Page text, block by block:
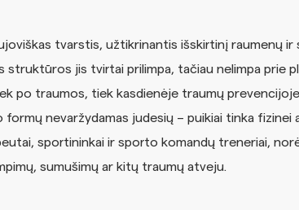
tvarstis, užtikrinantis išskirtinį raumenų ir
struktūros jis tvirtai prilimpa, tačiau nelimpa prie
po traumos, tiek kasdienėje traumų
nevaržydamas judesių – puikiai tinka fizinei
sportininkai ir sporto komandų treneriai,
sumušimų ar kitų traumų atveju.